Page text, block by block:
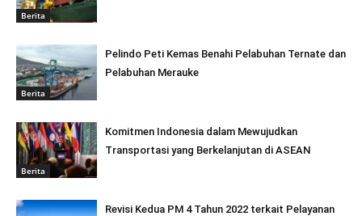
Berita
Berita
Pelindo Peti Kemas Benahi Pelabuhan Ternate dan
Pelabuhan Merauke
Berita
Komitmen Indonesia dalam Mewujudkan
Transportasi yang Berkelanjutan di ASEAN
Revisi Kedua PM 4 Tahun 2022 terkait Pelayanan